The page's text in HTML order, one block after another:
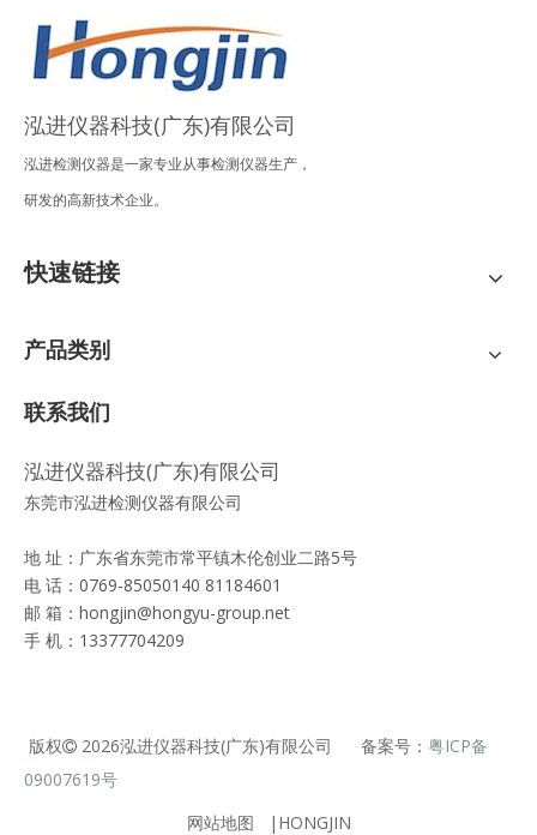
泓进仪器科技(广东)有限公司
泓进检测仪器是一家专业从事检测仪器生产，
研发的高新技术企业。
快速链接
产品类别
联系我们
泓进仪器科技(广东)有限公司
东莞市泓进检测仪器有限公司
地 址：广东省东莞市常平镇木伦创业二路5号
电 话：0769-85050140 81184601
邮 箱： hongjin@hongyu-group.net
手 机：13377704209
版权 2026泓进仪器科技(广东)有限公司 备案号： 粤ICP备
09007619号
网站地图 |HONGJIN